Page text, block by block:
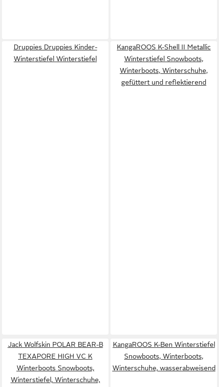
Druppies Druppies Kinder-
Winterstiefel Winterstiefel
KangaROOS K-Shell II Metallic
Winterstiefel Snowboots,
Winterboots, Winterschuhe,
gefüttert und reflektierend
Jack Wolfskin POLAR BEAR-B
TEXAPORE HIGH VC K
Winterboots Snowboots,
Winterstiefel, Winterschuhe,
KangaROOS K-Ben Winterstiefel
Snowboots, Winterboots,
Winterschuhe, wasserabweisend